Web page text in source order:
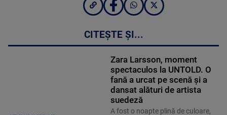
CITEȘTE ȘI...
Zara Larsson, moment
spectaculos la UNTOLD. O
fană a urcat pe scenă și a
dansat alături de artista
suedeză
A fost o noapte plină de culoare,